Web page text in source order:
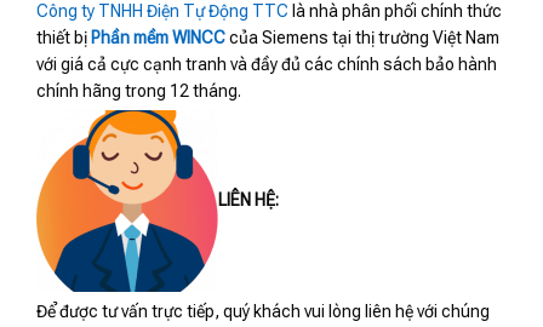
Công ty TNHH Điện Tự Động TTC là nhà phân phối chính thức
thiết bị Phần mềm WINCCcủa Siemens tại thị trường Việt Nam
với giá cả cực cạnh tranh và đầy đủ các chính sách bảo hành
chính hãng trong 12 tháng.
LIÊN HỆ:
Để được tư vấn trực tiếp, quý khách vui lòng liên hệ với chúng